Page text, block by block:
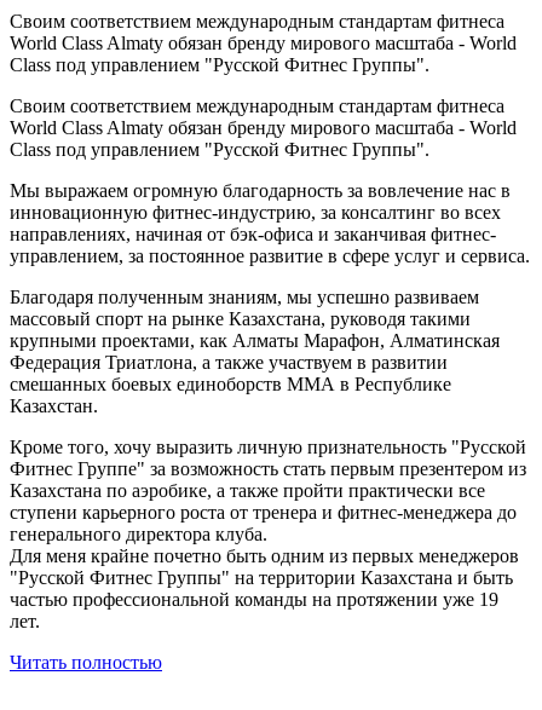
Своим соответствием международным стандартам фитнеса
World Class Almaty обязан бренду мирового масштаба - World
Class под управлением "Русской Фитнес Группы".
Своим соответствием международным стандартам фитнеса
World Class Almaty обязан бренду мирового масштаба - World
Class под управлением "Русской Фитнес Группы".
Мы выражаем огромную благодарность за вовлечение нас в
инновационную фитнес-индустрию, за консалтинг во всех
направлениях, начиная от бэк-офиса и заканчивая фитнес-
управлением, за постоянное развитие в сфере услуг и сервиса.
Благодаря полученным знаниям, мы успешно развиваем
массовый спорт на рынке Казахстана, руководя такими
крупными проектами, как Алматы Марафон, Алматинская
Федерация Триатлона, а также участвуем в развитии
смешанных боевых единоборств ММА в Республике
Казахстан.
Кроме того, хочу выразить личную признательность "Русской
Фитнес Группе" за возможность стать первым презентером из
Казахстана по аэробике, а также пройти практически все
ступени карьерного роста от тренера и фитнес-менеджера до
генерального директора клуба.
Для меня крайне почетно быть одним из первых менеджеров
"Русской Фитнес Группы" на территории Казахстана и быть
частью профессиональной команды на протяжении уже 19
лет.
Читать полностью